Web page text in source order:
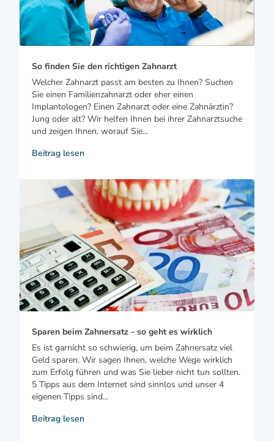
So finden Sie den richtigen Zahnarzt
Welcher Zahnarzt passt am besten zu Ihnen? Suchen
Sie einen Familienzahnarzt oder eher einen
Implantologen? Einen Zahnarzt oder eine Zahnärztin?
Jung oder alt? Wir helfen Ihnen bei ihrer Zahnarztsuche
und zeigen Ihnen, worauf Sie...
Beitrag lesen
Sparen beim Zahnersatz - so geht es wirklich
Es ist garnicht so schwierig, um beim Zahnersatz viel
Geld sparen. Wir sagen Ihnen, welche Wege wirklich
zum Erfolg führen und was Sie lieber nicht tun sollten.
5 Tipps aus dem Internet sind sinnlos und unser 4
eigenen Tipps sind...
Beitrag lesen